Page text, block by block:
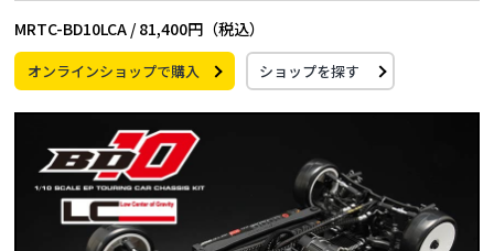
MRTC-BD10LCA / 81,400円（税込）
オンラインショップで購入 ショップを探す